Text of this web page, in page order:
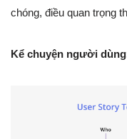
chóng, điều quan trọng
Kể chuyện người